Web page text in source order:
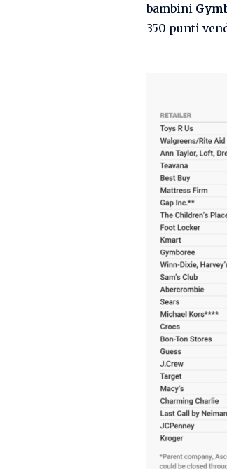
bambini
350 punti